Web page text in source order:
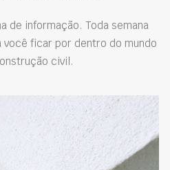
de informação. Toda semana
você ficar por dentro do mundo
civil.